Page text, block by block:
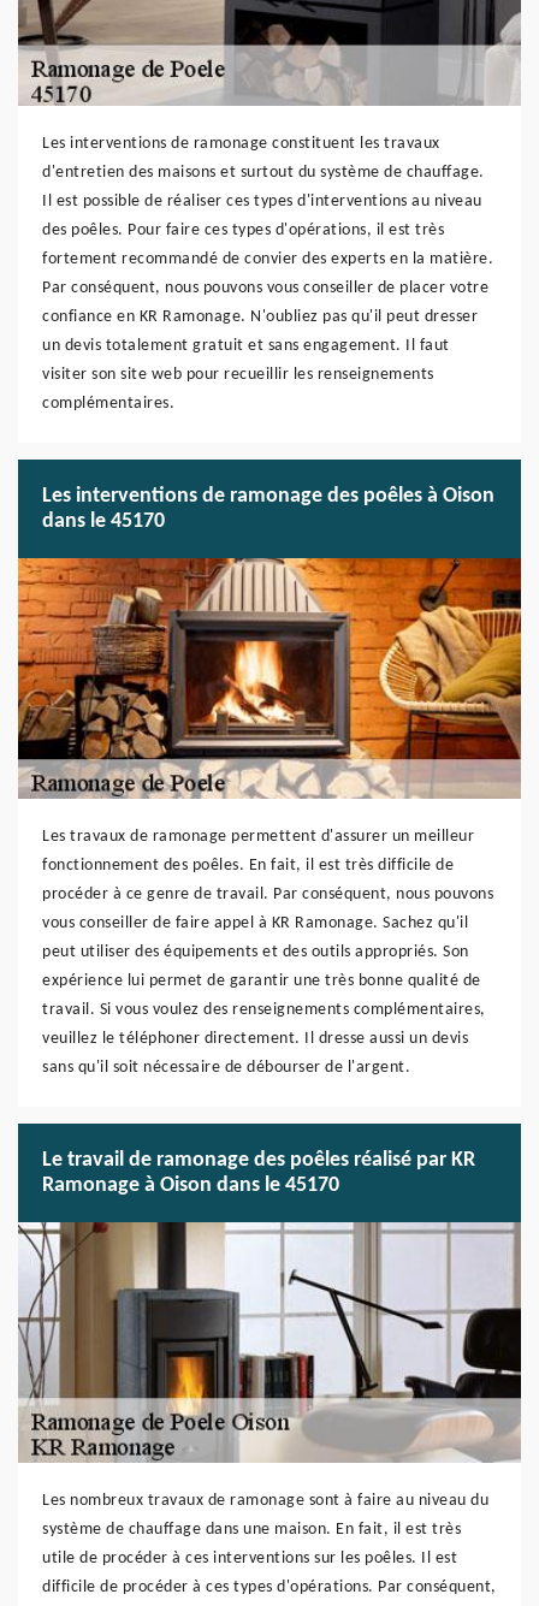
Les interventions de ramonage constituent les travaux
d'entretien des maisons et surtout du système de chauffage.
Il est possible de réaliser ces types d'interventions au niveau
des poêles. Pour faire ces types d'opérations, il est très
fortement recommandé de convier des experts en la matière.
Par conséquent, nous pouvons vous conseiller de placer votre
confiance en KR Ramonage. N'oubliez pas qu'il peut dresser
un devis totalement gratuit et sans engagement. Il faut
visiter son site web pour recueillir les renseignements
complémentaires.
Les interventions de ramonage des poêles à Oison
dans le 45170
Les travaux de ramonage permettent d'assurer un meilleur
fonctionnement des poêles. En fait, il est très difficile de
procéder à ce genre de travail. Par conséquent, nous pouvons
vous conseiller de faire appel à KR Ramonage. Sachez qu'il
peut utiliser des équipements et des outils appropriés. Son
expérience lui permet de garantir une très bonne qualité de
travail. Si vous voulez des renseignements complémentaires,
veuillez le téléphoner directement. Il dresse aussi un devis
sans qu'il soit nécessaire de débourser de l'argent.
Le travail de ramonage des poêles réalisé par KR
Ramonage à Oison dans le 45170
Les nombreux travaux de ramonage sont à faire au niveau du
système de chauffage dans une maison. En fait, il est très
utile de procéder à ces interventions sur les poêles. Il est
difficile de procéder à ces types d'opérations. Par conséquent,